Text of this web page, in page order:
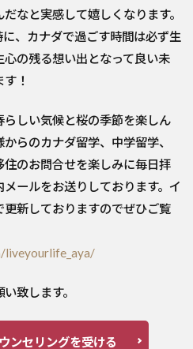
なと実感して嬉しくなります。
、カナダで過ごす時間は必ず生
の残る想い出となって良い未
！
しい気候と桜の季節を楽しん
らのカナダ留学、中学留学、
のお問合せを楽しみに毎日拝
ールをお送りしております。イ
新しておりますのでぜひご覧
liveyourlife_aya/
致します。
ンセリングを受ける